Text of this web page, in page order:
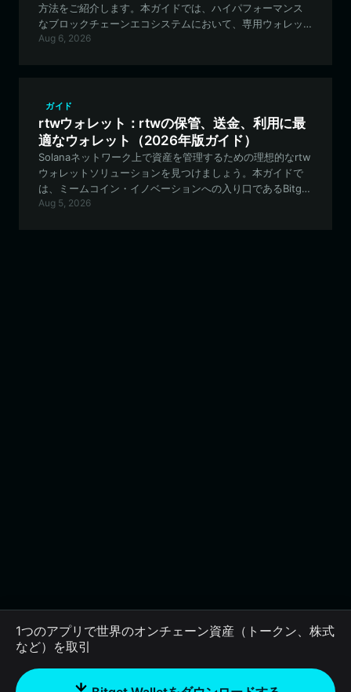
方法をご紹介します。本ガイドでは、ハイパフォーマンス
なブロックチェーンエコシステムにおいて、専用ウォレッ
トを使用する独自のメリットについて詳しく解説します。
Aug 6, 2026
ガイド
rtwウォレット：rtwの保管、送金、利用に最
適なウォレット（2026年版ガイド）
Solanaネットワーク上で資産を管理するための理想的なrtw
ウォレットソリューションを見つけましょう。本ガイドで
は、ミームコイン・イノベーションへの入り口であるBitget
Walletを使用して、rtw.funエコシステムを安全に保管、取
Aug 5, 2026
1つのアプリで世界のオンチェーン資産（トークン、株式
など）を取引